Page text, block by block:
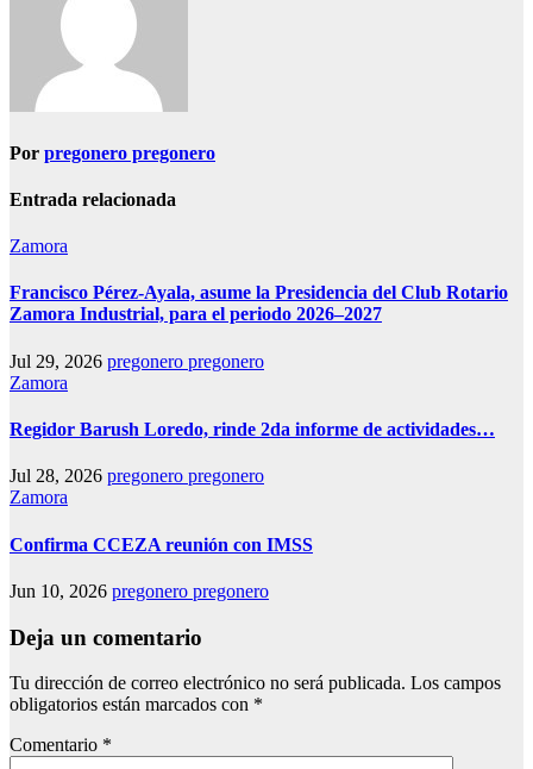
Por pregonero pregonero
Entrada relacionada
Zamora
Francisco Pérez-Ayala, asume la Presidencia del Club Rotario
Zamora Industrial, para el periodo 2026–2027
Jul 29, 2026 pregonero pregonero
Zamora
Regidor Barush Loredo, rinde 2da informe de actividades…
Jul 28, 2026 pregonero pregonero
Zamora
Confirma CCEZA reunión con IMSS
Jun 10, 2026 pregonero pregonero
Deja un comentario
Tu dirección de correo electrónico no será publicada. Los campos
obligatorios están marcados con *
Comentario *